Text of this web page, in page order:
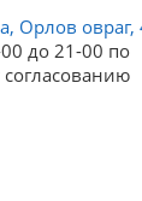
Орлов
до 21-00 по